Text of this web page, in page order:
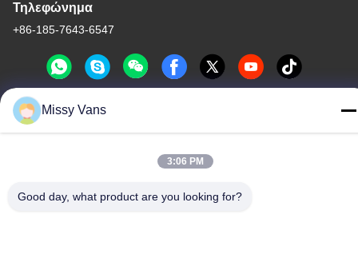
Τηλεφώνημα
+86-185-7643-6547
Κίνα Καλή ποιότητα Ιαπωνικά μέρη μηχανών Προμηθευτής. -2026
διατηρούνται.
Missy Vans
3:06 PM
Good day, what product are you looking for?